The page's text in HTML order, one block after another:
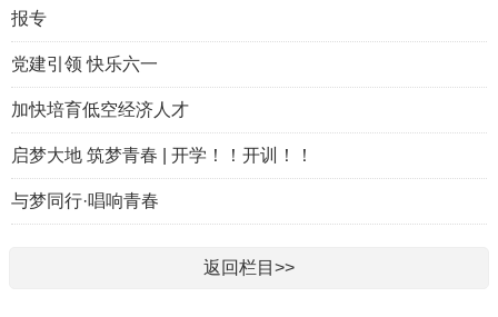
报专
党建引领 快乐六一
加快培育低空经济人才
启梦大地 筑梦青春 | 开学！！开训！！
与梦同行·唱响青春
返回栏目>>